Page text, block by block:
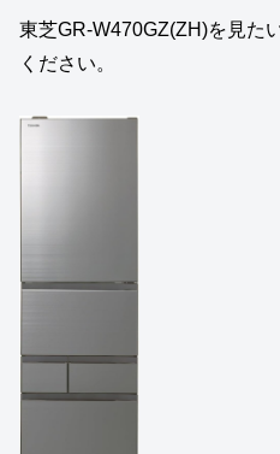
東芝GR‑W470GZ(ZH)を見た
ください。